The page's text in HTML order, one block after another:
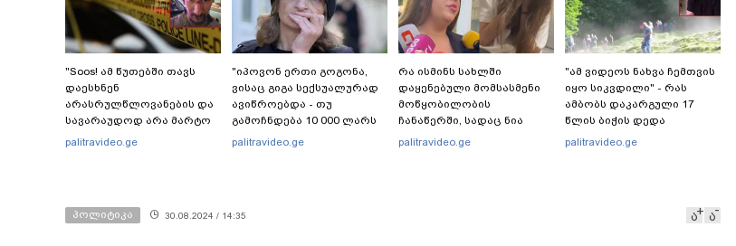
"Soos! ამ წუთებში თავს
დაესხნენ
არასრულწლოვანების და
სავარაუდოდ არა მარტო
არასრულწლოვანების
palitravideo.ge
"იპოვონ ერთი გოგონა,
ვისაც გიგა სექსუალურად
ავიწროებდა - თუ
გამოჩნდება 10 000 ლარს
ოფიციალურად,
palitravideo.ge
რა ისმინს სახლში
დაყენებული მომსასმენი
მოწყობილობის
ჩანაწერში, სადაც ნია
იმნაძე მამას ესაუბრება?
palitravideo.ge
"ამ ვიდეოს ნახვა ჩემთვის
იყო სიკვდილი" - რას
ამბობს დაკარგული 17
წლის ბიჭის დედა
ვიდეოკადრებზე, სადაც
palitravideo.ge
პოლიტიკა 30.08.2024 / 14:35 ა ა